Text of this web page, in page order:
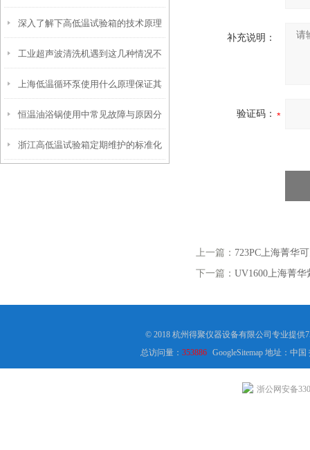
在干燥箱内测定
深入了解下高低温试验箱的技术原理
工业超声波清洗机遇到这几种情况不
要慌！
上海低温循环泵使用什么原理保证其
性能优异？
恒温油浴锅使用中常见故障与原因分
析
浙江高低温试验箱定期维护的标准化
补充说明：
验证码：
上一篇： 723PC上海菁华
下一篇： UV1600上海菁
© 2018 杭州得聚仪器设备有限公司专业提
总访问量：353886 GoogleSitemap地址：中国
浙公网安备